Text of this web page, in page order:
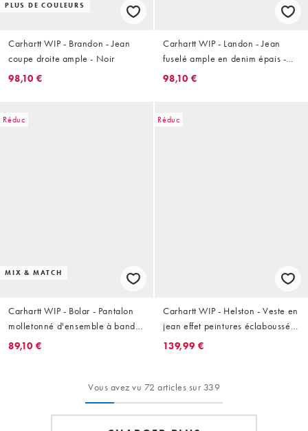
PLUS DE COULEURS
Carhartt WIP - Brandon - Jean
coupe droite ample - Noir
98,10 €
Carhartt WIP - Landon - Jean
fuselé ample en denim épais -
Bleu délavé
98,10 €
Réduc
MIX & MATCH
Carhartt WIP - Bolar - Pantalon
molletonné d'ensemble à bandes
latérales - Noir
89,10 €
Réduc
Carhartt WIP - Helston - Veste en
jean effet peintures éclaboussées
- Noir délavé
139,99 €
Vous avez vu 72 articles sur 339